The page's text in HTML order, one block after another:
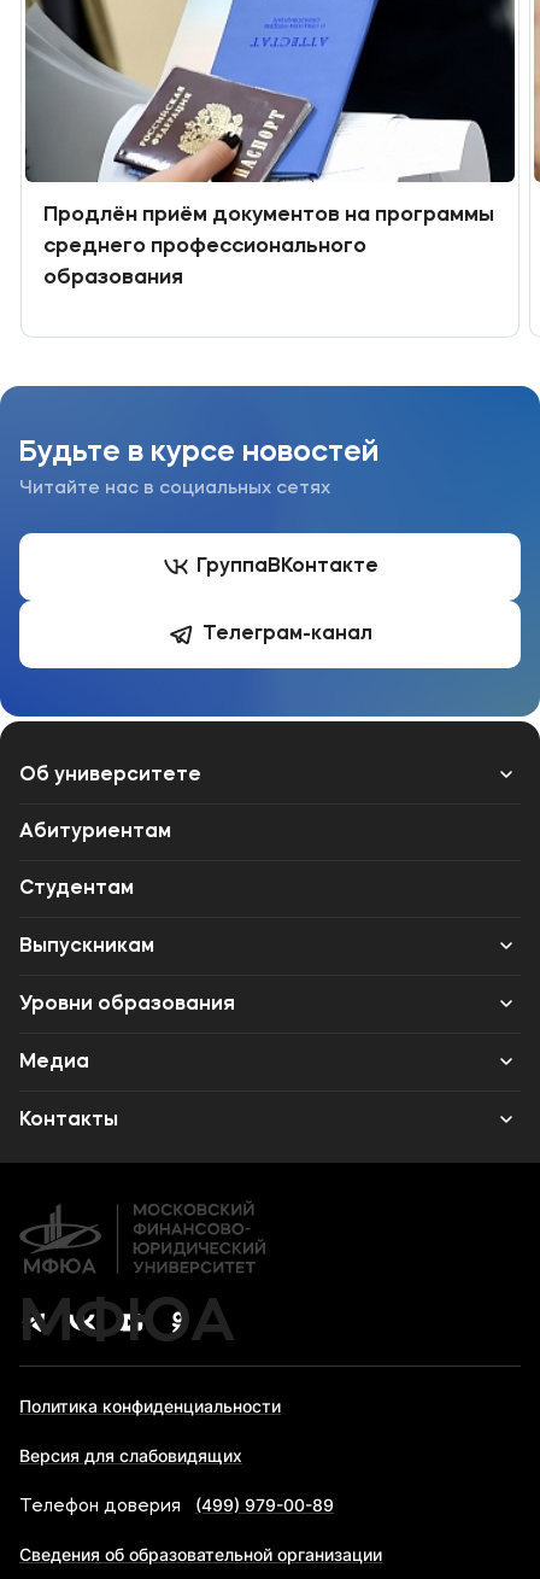
Продлён приём документов на программы
среднего профессионального
образования
Будьте в курсе новостей
Читайте нас в социальных сетях
Группа ВКонтакте
Телеграм-канал
Об университете
Лицензии и документы
Сведения об образовательной организации
Абитуриенту
Абитуриентам
Студентам
Выпускникам
Карьера
Институт дополнительного образования
Уровни образования
Среднее профессиональное образование
Высшее образование
Дополнительное образование
Медиа
Объявления
Новости
Контакты
Карьера
МФЮА
Политика конфиденциальности
Версия для слабовидящих
Телефон доверия (499) 979-00-89
Сведения об образовательной организации